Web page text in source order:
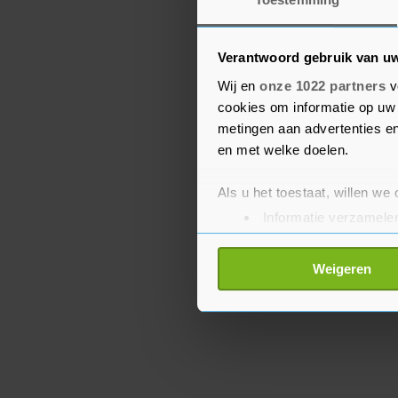
Verantwoord gebruik van
Wij en onze 1022 partners
cookies om informatie op
metingen aan advertenties
en met welke doelen.
Als u het toestaat, willen we
Informatie
Uw apparaat
Lees meer over hoe uw
toestemming op elk moment
Weigeren
Werkgelegenheid) praat
vakbonden en
van het steunpakket.
steunpakket.